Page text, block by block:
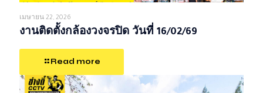
เมษายน 22, 2026
งานติดตั้งกล้องวงจรปิด วันที่ 16/02/69
Read more